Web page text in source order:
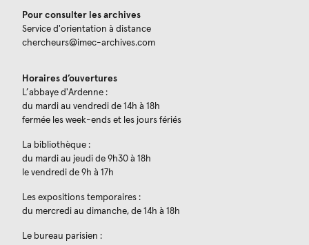
Pour consulter les archives
Service d'orientation à distance
chercheurs@imec-archives.com
Horaires d’ouvertures
L’abbaye d'Ardenne :
du mardi au vendredi de 14h à 18h
fermée les week-ends et les jours fériés
La bibliothèque :
du mardi au jeudi de 9h30 à 18h
le vendredi de 9h à 17h
Les expositions temporaires :
du mercredi au dimanche, de 14h à 18h
Le bureau parisien :